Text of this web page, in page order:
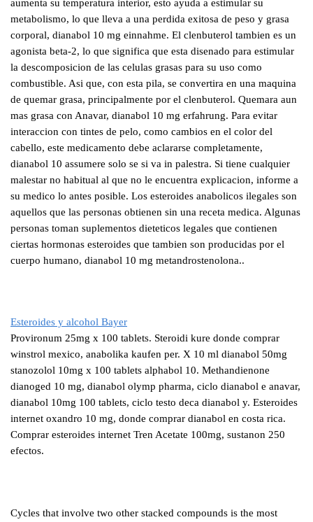
aumenta su temperatura interior, esto ayuda a estimular su
metabolismo, lo que lleva a una perdida exitosa de peso y grasa
corporal, dianabol 10 mg einnahme. El clenbuterol tambien es un
agonista beta-2, lo que significa que esta disenado para estimular
la descomposicion de las celulas grasas para su uso como
combustible. Asi que, con esta pila, se convertira en una maquina
de quemar grasa, principalmente por el clenbuterol. Quemara aun
mas grasa con Anavar, dianabol 10 mg erfahrung. Para evitar
interaccion con tintes de pelo, como cambios en el color del
cabello, este medicamento debe aclararse completamente,
dianabol 10 assumere solo se si va in palestra. Si tiene cualquier
malestar no habitual al que no le encuentra explicacion, informe a
su medico lo antes posible. Los esteroides anabolicos ilegales son
aquellos que las personas obtienen sin una receta medica. Algunas
personas toman suplementos dieteticos legales que contienen
ciertas hormonas esteroides que tambien son producidas por el
cuerpo humano, dianabol 10 mg metandrostenolona..
Esteroides y alcohol Bayer
Provironum 25mg x 100 tablets. Steroidi kure donde comprar
winstrol mexico, anabolika kaufen per. X 10 ml dianabol 50mg
stanozolol 10mg x 100 tablets alphabol 10. Methandienone
dianoged 10 mg, dianabol olymp pharma, ciclo dianabol e anavar,
dianabol 10mg 100 tablets, ciclo testo deca dianabol y. Esteroides
internet oxandro 10 mg, donde comprar dianabol en costa rica.
Comprar esteroides internet Tren Acetate 100mg, sustanon 250
efectos.
Cycles that involve two other stacked compounds is the most